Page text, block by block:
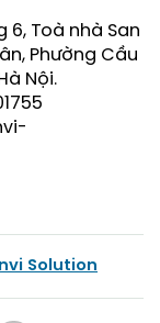
6, Toà nhà San
Phường Cầu
Nội.
Solution